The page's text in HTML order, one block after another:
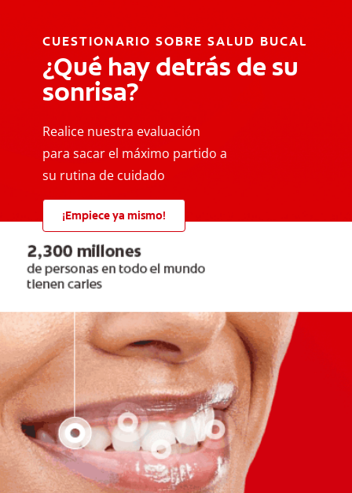
CUESTIONARIO SOBRE SALUD BUCAL
¿Qué hay detrás de su
sonrisa?
Realice nuestra evaluación
para sacar el máximo partido a
su rutina de cuidado
¡Empiece ya mismo!